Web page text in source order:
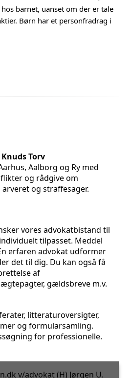
barnet, uanset om der er tale
Børn har et personfradrag i
Torv
Aalborg og Ry med
og rådgive om
og straffesager.
vores advokatbistand til
tilpasset. Meddel
erfaren advokat udformer
det til dig. Du kan også få
af
gældsbreve m.v.
litteraturoversigter,
og formularsamling.
for professionelle.
v/advokat (H) Jørgen U.